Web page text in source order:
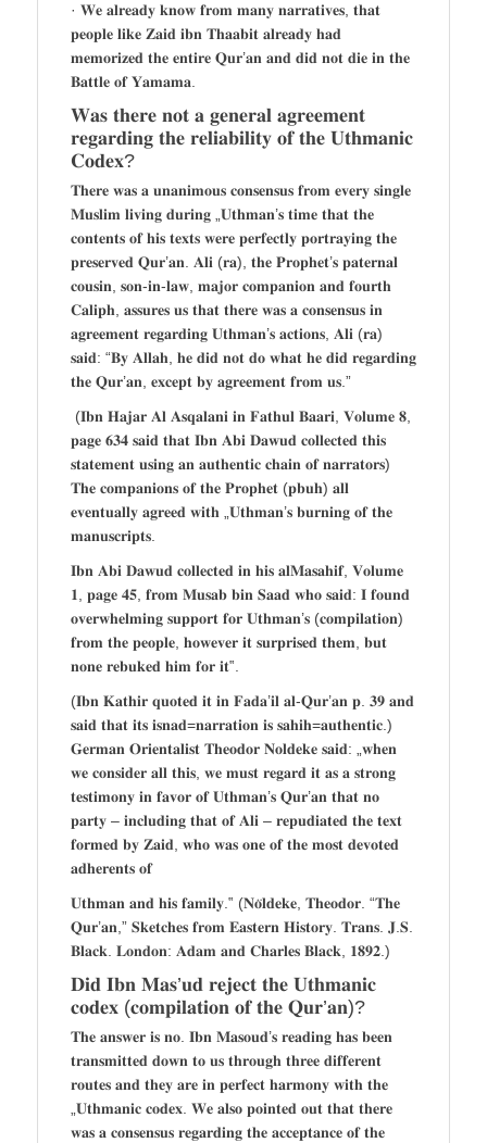
· 𝐖𝐞 𝐚𝐥𝐫𝐞𝐚𝐝𝐲 𝐤𝐧𝐨𝐰 𝐟𝐫𝐨𝐦 𝐦𝐚𝐧𝐲 𝐧𝐚𝐫𝐫𝐚𝐭𝐢𝐯𝐞𝐬, 𝐭𝐡𝐚𝐭
𝐩𝐞𝐨𝐩𝐥𝐞 𝐥𝐢𝐤𝐞 𝐙𝐚𝐢𝐝 𝐢𝐛𝐧 𝐓𝐡𝐚𝐚𝐛𝐢𝐭 𝐚𝐥𝐫𝐞𝐚𝐝𝐲 𝐡𝐚𝐝
𝐦𝐞𝐦𝐨𝐫𝐢𝐳𝐞𝐝 𝐭𝐡𝐞 𝐞𝐧𝐭𝐢𝐫𝐞 𝐐𝐮𝐫’𝐚𝐧 𝐚𝐧𝐝 𝐝𝐢𝐝 𝐧𝐨𝐭 𝐝𝐢𝐞 𝐢𝐧 𝐭𝐡𝐞
𝐁𝐚𝐭𝐭𝐥𝐞 𝐨𝐟 𝐘𝐚𝐦𝐚𝐦𝐚.
𝐖𝐚𝐬 𝐭𝐡𝐞𝐫𝐞 𝐧𝐨𝐭 𝐚 𝐠𝐞𝐧𝐞𝐫𝐚𝐥 𝐚𝐠𝐫𝐞𝐞𝐦𝐞𝐧𝐭
𝐫𝐞𝐠𝐚𝐫𝐝𝐢𝐧𝐠 𝐭𝐡𝐞 𝐫𝐞𝐥𝐢𝐚𝐛𝐢𝐥𝐢𝐭𝐲 𝐨𝐟 𝐭𝐡𝐞 𝐔𝐭𝐡𝐦𝐚𝐧𝐢𝐜
𝐂𝐨𝐝𝐞𝐱?
𝐓𝐡𝐞𝐫𝐞 𝐰𝐚𝐬 𝐚 𝐮𝐧𝐚𝐧𝐢𝐦𝐨𝐮𝐬 𝐜𝐨𝐧𝐬𝐞𝐧𝐬𝐮𝐬 𝐟𝐫𝐨𝐦 𝐞𝐯𝐞𝐫𝐲 𝐬𝐢𝐧𝐠𝐥𝐞
𝐌𝐮𝐬𝐥𝐢𝐦 𝐥𝐢𝐯𝐢𝐧𝐠 𝐝𝐮𝐫𝐢𝐧𝐠 „𝐔𝐭𝐡𝐦𝐚𝐧’𝐬 𝐭𝐢𝐦𝐞 𝐭𝐡𝐚𝐭 𝐭𝐡𝐞
𝐜𝐨𝐧𝐭𝐞𝐧𝐭𝐬 𝐨𝐟 𝐡𝐢𝐬 𝐭𝐞𝐱𝐭𝐬 𝐰𝐞𝐫𝐞 𝐩𝐞𝐫𝐟𝐞𝐜𝐭𝐥𝐲 𝐩𝐨𝐫𝐭𝐫𝐚𝐲𝐢𝐧𝐠 𝐭𝐡𝐞
𝐩𝐫𝐞𝐬𝐞𝐫𝐯𝐞𝐝 𝐐𝐮𝐫’𝐚𝐧. 𝐀𝐥𝐢 (𝐫𝐚), 𝐭𝐡𝐞 𝐏𝐫𝐨𝐩𝐡𝐞𝐭’𝐬 𝐩𝐚𝐭𝐞𝐫𝐧𝐚𝐥
𝐜𝐨𝐮𝐬𝐢𝐧, 𝐬𝐨𝐧-𝐢𝐧-𝐥𝐚𝐰, 𝐦𝐚𝐣𝐨𝐫 𝐜𝐨𝐦𝐩𝐚𝐧𝐢𝐨𝐧 𝐚𝐧𝐝 𝐟𝐨𝐮𝐫𝐭𝐡
𝐂𝐚𝐥𝐢𝐩𝐡, 𝐚𝐬𝐬𝐮𝐫𝐞𝐬 𝐮𝐬 𝐭𝐡𝐚𝐭 𝐭𝐡𝐞𝐫𝐞 𝐰𝐚𝐬 𝐚 𝐜𝐨𝐧𝐬𝐞𝐧𝐬𝐮𝐬 𝐢𝐧
𝐚𝐠𝐫𝐞𝐞𝐦𝐞𝐧𝐭 𝐫𝐞𝐠𝐚𝐫𝐝𝐢𝐧𝐠 𝐔𝐭𝐡𝐦𝐚𝐧’𝐬 𝐚𝐜𝐭𝐢𝐨𝐧𝐬, 𝐀𝐥𝐢 (𝐫𝐚)
𝐬𝐚𝐢𝐝: “𝐁𝐲 𝐀𝐥𝐥𝐚𝐡, 𝐡𝐞 𝐝𝐢𝐝 𝐧𝐨𝐭 𝐝𝐨 𝐰𝐡𝐚𝐭 𝐡𝐞 𝐝𝐢𝐝 𝐫𝐞𝐠𝐚𝐫𝐝𝐢𝐧𝐠
𝐭𝐡𝐞 𝐐𝐮𝐫’𝐚𝐧, 𝐞𝐱𝐜𝐞𝐩𝐭 𝐛𝐲 𝐚𝐠𝐫𝐞𝐞𝐦𝐞𝐧𝐭 𝐟𝐫𝐨𝐦 𝐮𝐬.”
(𝐈𝐛𝐧 𝐇𝐚𝐣𝐚𝐫 𝐀𝐥 𝐀𝐬𝐪𝐚𝐥𝐚𝐧𝐢 𝐢𝐧 𝐅𝐚𝐭𝐡𝐮𝐥 𝐁𝐚𝐚𝐫𝐢, 𝐕𝐨𝐥𝐮𝐦𝐞 𝟖,
𝐩𝐚𝐠𝐞 𝟔𝟑𝟒 𝐬𝐚𝐢𝐝 𝐭𝐡𝐚𝐭 𝐈𝐛𝐧 𝐀𝐛𝐢 𝐃𝐚𝐰𝐮𝐝 𝐜𝐨𝐥𝐥𝐞𝐜𝐭𝐞𝐝 𝐭𝐡𝐢𝐬
𝐬𝐭𝐚𝐭𝐞𝐦𝐞𝐧𝐭 𝐮𝐬𝐢𝐧𝐠 𝐚𝐧 𝐚𝐮𝐭𝐡𝐞𝐧𝐭𝐢𝐜 𝐜𝐡𝐚𝐢𝐧 𝐨𝐟 𝐧𝐚𝐫𝐫𝐚𝐭𝐨𝐫𝐬)
𝐓𝐡𝐞 𝐜𝐨𝐦𝐩𝐚𝐧𝐢𝐨𝐧𝐬 𝐨𝐟 𝐭𝐡𝐞 𝐏𝐫𝐨𝐩𝐡𝐞𝐭 (𝐩𝐛𝐮𝐡) 𝐚𝐥𝐥
𝐞𝐯𝐞𝐧𝐭𝐮𝐚𝐥𝐥𝐲 𝐚𝐠𝐫𝐞𝐞𝐝 𝐰𝐢𝐭𝐡 „𝐔𝐭𝐡𝐦𝐚𝐧’𝐬 𝐛𝐮𝐫𝐧𝐢𝐧𝐠 𝐨𝐟 𝐭𝐡𝐞
𝐦𝐚𝐧𝐮𝐬𝐜𝐫𝐢𝐩𝐭𝐬.
𝐈𝐛𝐧 𝐀𝐛𝐢 𝐃𝐚𝐰𝐮𝐝 𝐜𝐨𝐥𝐥𝐞𝐜𝐭𝐞𝐝 𝐢𝐧 𝐡𝐢𝐬 𝐚𝐥𝐌𝐚𝐬𝐚𝐡𝐢𝐟, 𝐕𝐨𝐥𝐮𝐦𝐞
𝟏, 𝐩𝐚𝐠𝐞 𝟒𝟓, 𝐟𝐫𝐨𝐦 𝐌𝐮𝐬𝐚𝐛 𝐛𝐢𝐧 𝐒𝐚𝐚𝐝 𝐰𝐡𝐨 𝐬𝐚𝐢𝐝: 𝐈 𝐟𝐨𝐮𝐧𝐝
𝐨𝐯𝐞𝐫𝐰𝐡𝐞𝐥𝐦𝐢𝐧𝐠 𝐬𝐮𝐩𝐩𝐨𝐫𝐭 𝐟𝐨𝐫 𝐔𝐭𝐡𝐦𝐚𝐧’𝐬 (𝐜𝐨𝐦𝐩𝐢𝐥𝐚𝐭𝐢𝐨𝐧)
𝐟𝐫𝐨𝐦 𝐭𝐡𝐞 𝐩𝐞𝐨𝐩𝐥𝐞, 𝐡𝐨𝐰𝐞𝐯𝐞𝐫 𝐢𝐭 𝐬𝐮𝐫𝐩𝐫𝐢𝐬𝐞𝐝 𝐭𝐡𝐞𝐦, 𝐛𝐮𝐭
𝐧𝐨𝐧𝐞 𝐫𝐞𝐛𝐮𝐤𝐞𝐝 𝐡𝐢𝐦 𝐟𝐨𝐫 𝐢𝐭‟.
(𝐈𝐛𝐧 𝐊𝐚𝐭𝐡𝐢𝐫 𝐪𝐮𝐨𝐭𝐞𝐝 𝐢𝐭 𝐢𝐧 𝐅𝐚𝐝𝐚’𝐢𝐥 𝐚𝐥-𝐐𝐮𝐫’𝐚𝐧 𝐩. 𝟑𝟗 𝐚𝐧𝐝
𝐬𝐚𝐢𝐝 𝐭𝐡𝐚𝐭 𝐢𝐭𝐬 𝐢𝐬𝐧𝐚𝐝=𝐧𝐚𝐫𝐫𝐚𝐭𝐢𝐨𝐧 𝐢𝐬 𝐬𝐚𝐡𝐢𝐡=𝐚𝐮𝐭𝐡𝐞𝐧𝐭𝐢𝐜.)
𝐆𝐞𝐫𝐦𝐚𝐧 𝐎𝐫𝐢𝐞𝐧𝐭𝐚𝐥𝐢𝐬𝐭 𝐓𝐡𝐞𝐨𝐝𝐨𝐫 𝐍𝐨𝐥𝐝𝐞𝐤𝐞 𝐬𝐚𝐢𝐝: „𝐰𝐡𝐞𝐧
𝐰𝐞 𝐜𝐨𝐧𝐬𝐢𝐝𝐞𝐫 𝐚𝐥𝐥 𝐭𝐡𝐢𝐬, 𝐰𝐞 𝐦𝐮𝐬𝐭 𝐫𝐞𝐠𝐚𝐫𝐝 𝐢𝐭 𝐚𝐬 𝐚 𝐬𝐭𝐫𝐨𝐧𝐠
𝐭𝐞𝐬𝐭𝐢𝐦𝐨𝐧𝐲 𝐢𝐧 𝐟𝐚𝐯𝐨𝐫 𝐨𝐟 𝐔𝐭𝐡𝐦𝐚𝐧’𝐬 𝐐𝐮𝐫’𝐚𝐧 𝐭𝐡𝐚𝐭 𝐧𝐨
𝐩𝐚𝐫𝐭𝐲 – 𝐢𝐧𝐜𝐥𝐮𝐝𝐢𝐧𝐠 𝐭𝐡𝐚𝐭 𝐨𝐟 𝐀𝐥𝐢 – 𝐫𝐞𝐩𝐮𝐝𝐢𝐚𝐭𝐞𝐝 𝐭𝐡𝐞 𝐭𝐞𝐱𝐭
𝐟𝐨𝐫𝐦𝐞𝐝 𝐛𝐲 𝐙𝐚𝐢𝐝, 𝐰𝐡𝐨 𝐰𝐚𝐬 𝐨𝐧𝐞 𝐨𝐟 𝐭𝐡𝐞 𝐦𝐨𝐬𝐭 𝐝𝐞𝐯𝐨𝐭𝐞𝐝
𝐚𝐝𝐡𝐞𝐫𝐞𝐧𝐭𝐬 𝐨𝐟
𝐔𝐭𝐡𝐦𝐚𝐧 𝐚𝐧𝐝 𝐡𝐢𝐬 𝐟𝐚𝐦𝐢𝐥𝐲.‟ (𝐍𝐨̈𝐥𝐝𝐞𝐤𝐞, 𝐓𝐡𝐞𝐨𝐝𝐨𝐫. “𝐓𝐡𝐞
𝐐𝐮𝐫’𝐚𝐧,” 𝐒𝐤𝐞𝐭𝐜𝐡𝐞𝐬 𝐟𝐫𝐨𝐦 𝐄𝐚𝐬𝐭𝐞𝐫𝐧 𝐇𝐢𝐬𝐭𝐨𝐫𝐲. 𝐓𝐫𝐚𝐧𝐬. 𝐉.𝐒.
𝐁𝐥𝐚𝐜𝐤. 𝐋𝐨𝐧𝐝𝐨𝐧: 𝐀𝐝𝐚𝐦 𝐚𝐧𝐝 𝐂𝐡𝐚𝐫𝐥𝐞𝐬 𝐁𝐥𝐚𝐜𝐤, 𝟏𝟖𝟗𝟐.)
𝐃𝐢𝐝 𝐈𝐛𝐧 𝐌𝐚𝐬’𝐮𝐝 𝐫𝐞𝐣𝐞𝐜𝐭 𝐭𝐡𝐞 𝐔𝐭𝐡𝐦𝐚𝐧𝐢𝐜
𝐜𝐨𝐝𝐞𝐱 (𝐜𝐨𝐦𝐩𝐢𝐥𝐚𝐭𝐢𝐨𝐧 𝐨𝐟 𝐭𝐡𝐞 𝐐𝐮𝐫’𝐚𝐧)?
𝐓𝐡𝐞 𝐚𝐧𝐬𝐰𝐞𝐫 𝐢𝐬 𝐧𝐨. 𝐈𝐛𝐧 𝐌𝐚𝐬𝐨𝐮𝐝’𝐬 𝐫𝐞𝐚𝐝𝐢𝐧𝐠 𝐡𝐚𝐬 𝐛𝐞𝐞𝐧
𝐭𝐫𝐚𝐧𝐬𝐦𝐢𝐭𝐭𝐞𝐝 𝐝𝐨𝐰𝐧 𝐭𝐨 𝐮𝐬 𝐭𝐡𝐫𝐨𝐮𝐠𝐡 𝐭𝐡𝐫𝐞𝐞 𝐝𝐢𝐟𝐟𝐞𝐫𝐞𝐧𝐭
𝐫𝐨𝐮𝐭𝐞𝐬 𝐚𝐧𝐝 𝐭𝐡𝐞𝐲 𝐚𝐫𝐞 𝐢𝐧 𝐩𝐞𝐫𝐟𝐞𝐜𝐭 𝐡𝐚𝐫𝐦𝐨𝐧𝐲 𝐰𝐢𝐭𝐡 𝐭𝐡𝐞
„𝐔𝐭𝐡𝐦𝐚𝐧𝐢𝐜 𝐜𝐨𝐝𝐞𝐱. 𝐖𝐞 𝐚𝐥𝐬𝐨 𝐩𝐨𝐢𝐧𝐭𝐞𝐝 𝐨𝐮𝐭 𝐭𝐡𝐚𝐭 𝐭𝐡𝐞𝐫𝐞
𝐰𝐚𝐬 𝐚 𝐜𝐨𝐧𝐬𝐞𝐧𝐬𝐮𝐬 𝐫𝐞𝐠𝐚𝐫𝐝𝐢𝐧𝐠 𝐭𝐡𝐞 𝐚𝐜𝐜𝐞𝐩𝐭𝐚𝐧𝐜𝐞 𝐨𝐟 𝐭𝐡𝐞